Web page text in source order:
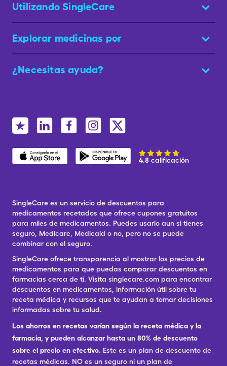
Utilizando SingleCare
Explorar medicinas por
¿Necesitas ayuda?
4.8 calificación
SingleCare es un servicio de descuentos para
medicamentos recetados que ofrece cupones gratuitos
para miles de medicamentos. Puedes usarlo aun si tienes
seguro, Medicare, Medicaid o no, pero no se puede
combinar con el seguro.
SingleCare ofrece transparencia al mostrar los precios de
medicamentos para que puedas comparar descuentos en
farmacias cerca de ti. Visita singlecare.com para encontrar
descuentos en medicamentos, información útil sobre tu
receta médica y recursos que te ayudan a tomar decisiones
informadas sobre tu salud.
Los ahorros en recetas varían según la receta médica y la
farmacia, y pueden alcanzar hasta un 80% de descuento
sobre el precio en efectivo. Este es un plan de descuento de
recetas médicas. NO es un seguro ni un plan de